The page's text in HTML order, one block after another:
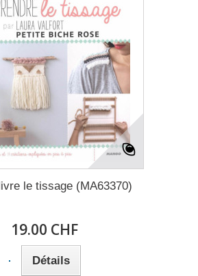
le tissage (MA63370)
19.00 CHF
Détails